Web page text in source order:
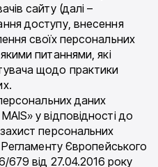
сайту (далі –
доступу, внесення
своїх персональних
питаннями, які
щодо практики
даних
у відповідності до
персональних
Європейського
679 від 27.04.2016 року